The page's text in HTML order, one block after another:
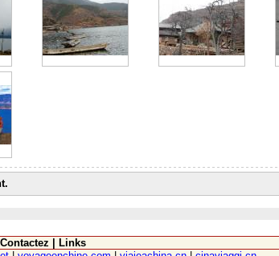
Contactez
Links